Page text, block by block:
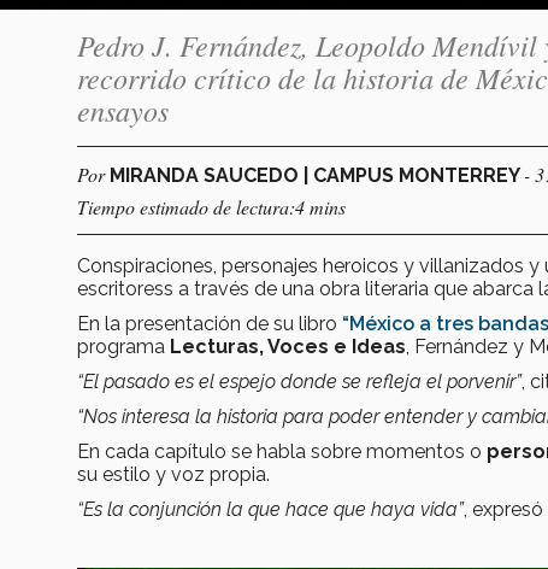
Pedro J. Fernández, Leopoldo
recorrido crítico de la historia de
ensayos
Por MIRANDA SAUCEDO | CAMPUS MONTERREY-
Tiempo estimado de lectura:4 mins
Conspiraciones, personajes heroicos y villanizados
escritoress a través de una obra literaria que
En la presentación de su libro “México a tres
programa Lecturas, Voces e Ideas , Fernández y
“El pasado es el espejo donde se refleja el porvenir”,
“Nos interesa la historia para poder entender y
En cada capítulo se habla sobre momentos o
su estilo y voz propia.
“Es la conjunción la que hace que haya vida”,